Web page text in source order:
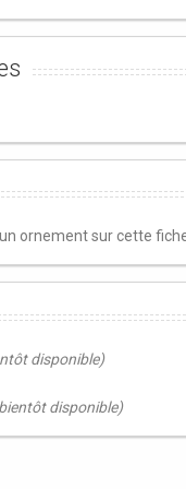
ornement sur cette
disponible)
disponible)